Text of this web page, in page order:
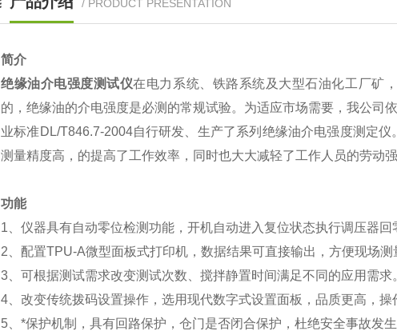
/ PRODUCT PRESENTATION
简介
绝缘油介电强度测试仪在电力系统、铁路系统及大型石油化工厂矿
的，绝缘油的介电强度是必测的常规试验。为适应市场需要，我公司
业标准DL/T846.7-2004自行研发、生产了系列绝缘油介电强度测定
测量精度高，的提高了工作效率，同时也大大减轻了工作人员的劳动强
功能
1、仪器具有自动零位检测功能，开机自动进入复位状态执行调压器回
2、配置TPU-A微型面板式打印机，数据结果可直接输出，方便现场测
3、可根据测试需求改变测试次数、搅拌静置时间满足不同的应用需求
4、改变传统拨码设置操作，选用现代数字式设置面板，品质更高，操
5、*保护机制，具有回路保护，仓门是否闭合保护，杜绝安全事故发生